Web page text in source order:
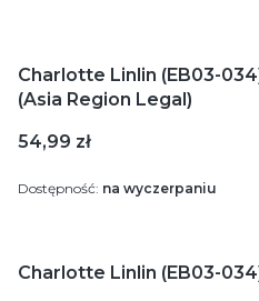
Charlotte Linlin (EB03-
(Asia Region Legal)
Cena
54,99 zł
Dostępność: na wyczerpaniu
Charlotte Linlin (EB03-